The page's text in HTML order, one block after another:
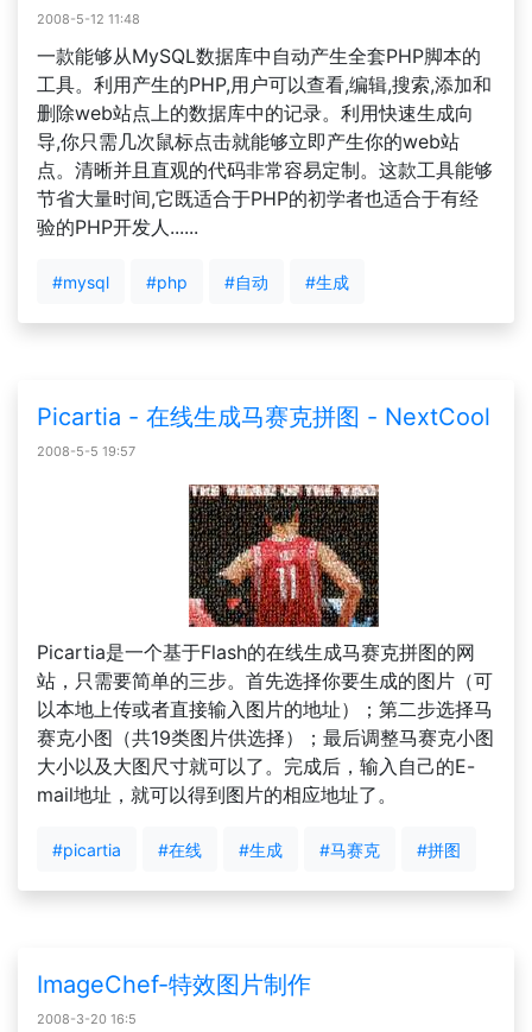
2008-5-12 11:48
一款能够从MySQL数据库中自动产生全套PHP脚本的
工具。利用产生的PHP,用户可以查看,编辑,搜索,添加和
删除web站点上的数据库中的记录。利用快速生成向
导,你只需几次鼠标点击就能够立即产生你的web站
点。清晰并且直观的代码非常容易定制。这款工具能够
节省大量时间,它既适合于PHP的初学者也适合于有经
验的PHP开发人......
#mysql #php #自动 #生成
Picartia - 在线生成马赛克拼图 - NextCool
2008-5-5 19:57
Picartia是一个基于Flash的在线生成马赛克拼图的网
站，只需要简单的三步。首先选择你要生成的图片（可
以本地上传或者直接输入图片的地址）；第二步选择马
赛克小图（共19类图片供选择）；最后调整马赛克小图
大小以及大图尺寸就可以了。完成后，输入自己的E-
mail地址，就可以得到图片的相应地址了。
#picartia #在线 #生成 #马赛克 #拼图
ImageChef-特效图片制作
2008-3-20 16:5